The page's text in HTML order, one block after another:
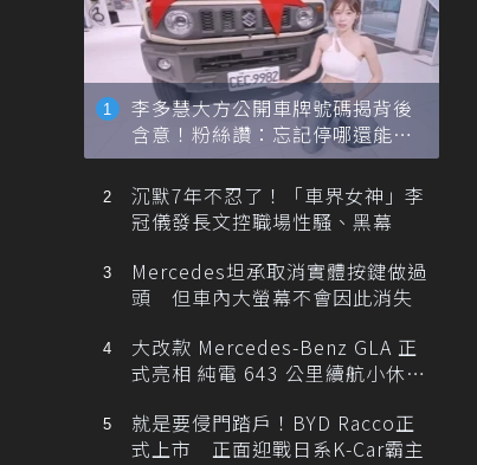
李多慧大方公開車牌號碼揭背後
含意！粉絲讚：忘記停哪還能幫
忙找車
沉默7年不忍了！「車界女神」李
冠儀發長文控職場性騷、黑幕
Mercedes坦承取消實體按鍵做過
頭 但車內大螢幕不會因此消失
大改款 Mercedes-Benz GLA 正
式亮相 純電 643 公里續航小休
就是要侵門踏戶！BYD Racco正
式上市 正面迎戰日系K-Car霸主